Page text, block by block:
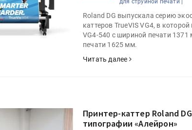
для струйной печати |
Roland DG выпускала серию
каттеров TrueVIS VG4, в
VG4-540 с шириной печати
печати 1625 мм.
Читать далее
Принтер-каттер Roland
типографии «Алейрон»